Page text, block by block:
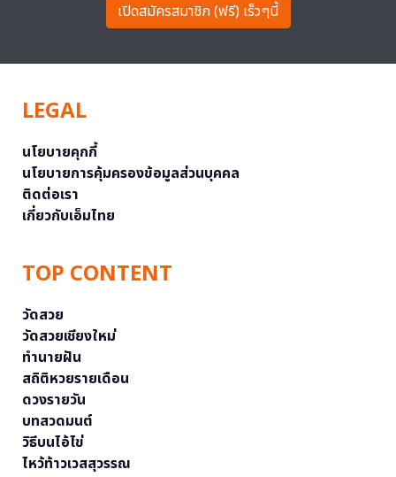
เปิดสมัครสมาชิก (ฟรี) เร็วๆนี้
LEGAL
นโยบายคุกกี้
นโยบายการคุ้มครองข้อมูลส่วนบุคคล
ติดต่อเรา
เกี่ยวกับเอ็มไทย
TOP CONTENT
วัดสวย
วัดสวยเชียงใหม่
ทำนายฝัน
สถิติหวยรายเดือน
ดวงรายวัน
บทสวดมนต์
วิธีบนไอ้ไข่
ไหว้ท้าวเวสสุวรรณ